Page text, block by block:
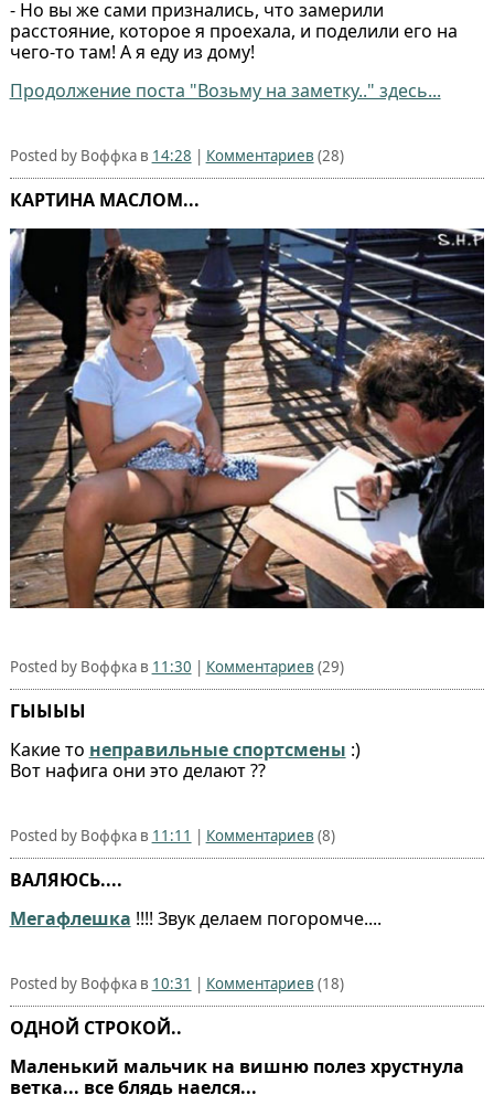
- Но вы же сами признались, что замерили
расстояние, которое я проехала, и поделили его на
чего-то там! А я еду из дому!
Продолжение поста "Возьму на заметку.." здесь...
Posted by Воффка в 14:28 | Комментариев (28)
КАРТИНА МАСЛОМ...
Posted by Воффка в 11:30 | Комментариев (29)
ГЫЫЫЫ
Какие то неправильные спортсмены :)
Вот нафига они это делают ??
Posted by Воффка в 11:11 | Комментариев (8)
ВАЛЯЮСЬ....
Мегафлешка !!!! Звук делаем погоромче....
Posted by Воффка в 10:31 | Комментариев (18)
ОДНОЙ СТРОКОЙ..
Маленький мальчик на вишню полез хрустнула
ветка... все блядь наелся...